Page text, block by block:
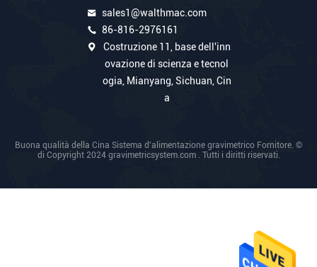
sales1@walthmac.com
86-816-2976161
Costruzione 11, base dell'inn
ovazione di scienza e tecnol
ogia, Mianyang, Sichuan, Cin
a
Buona qualità della Cina Sistema d'alimentazione gravimetrico Fornitore. ©
di Copyright 2024 gravimetricsystem.com . Tutti i diritti riservati.